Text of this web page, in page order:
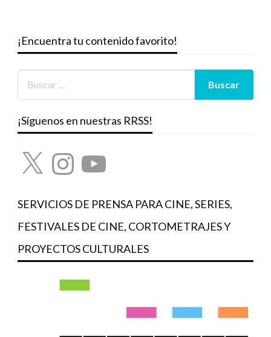
¡Encuentra tu contenido favorito!
¡Síguenos en nuestras RRSS!
X InstagramYouTube
SERVICIOS DE PRENSA PARA CINE, SERIES,
FESTIVALES DE CINE, CORTOMETRAJES Y
PROYECTOS CULTURALES